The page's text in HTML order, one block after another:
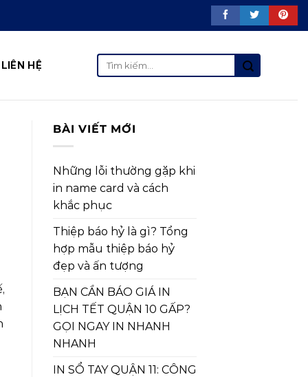
LIÊN HỆ
Tìm
kiếm:
BÀI VIẾT MỚI
Những lỗi thường gặp khi
in name card và cách
khắc phục
Thiệp báo hỷ là gì? Tổng
hợp mẫu thiệp báo hỷ
đẹp và ấn tượng
BẠN CẦN BÁO GIÁ IN
LỊCH TẾT QUẬN 10 GẤP?
GỌI NGAY IN NHANH
NHANH
IN SỔ TAY QUẬN 11: CÔNG